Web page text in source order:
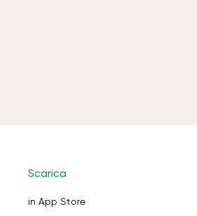
Scarica
in App Store